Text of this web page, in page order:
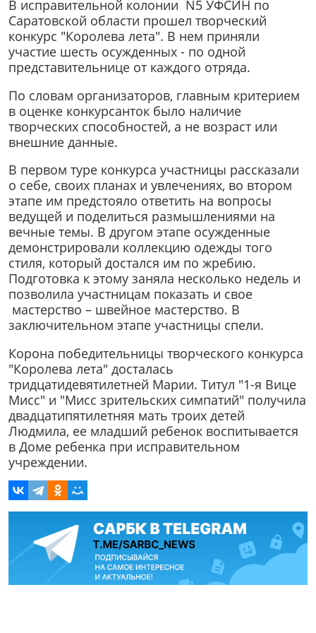
В исправительной колонии N5 УФСИН по
Саратовской области прошел творческий
конкурс "Королева лета". В нем приняли
участие шесть осужденных - по одной
представительнице от каждого отряда.
По словам организаторов, главным критерием
в оценке конкурсанток было наличие
творческих способностей, а не возраст или
внешние данные.
В первом туре конкурса участницы рассказали
о себе, своих планах и увлечениях, во втором
этапе им предстояло ответить на вопросы
ведущей и поделиться размышлениями на
вечные темы. В другом этапе осужденные
демонстрировали коллекцию одежды того
стиля, который достался им по жребию.
Подготовка к этому заняла несколько недель и
позволила участницам показать и свое
мастерство – швейное мастерство. В
заключительном этапе участницы спели.
Корона победительницы творческого конкурса
"Королева лета" досталась
тридцатидевятилетней Марии. Титул "1-я Вице
Мисс" и "Мисс зрительских симпатий" получила
двадцатипятилетняя мать троих детей
Людмила, ее младший ребенок воспитывается
в Доме ребенка при исправительном
учреждении.